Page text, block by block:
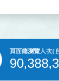
頁面總瀏覽人次(